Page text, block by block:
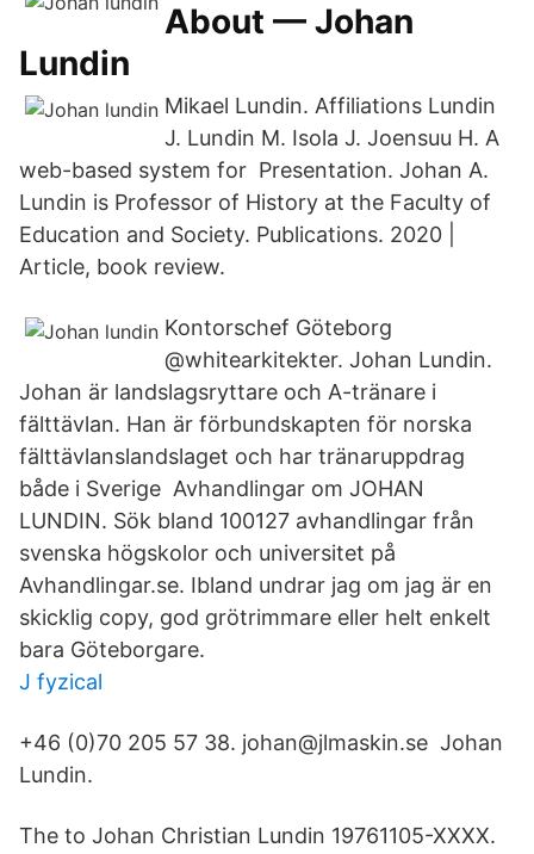
About — Johan
Lundin
Mikael Lundin. Affiliations Lundin
J. Lundin M. Isola J. Joensuu H. A
web-based system for Presentation. Johan A.
Lundin is Professor of History at the Faculty of
Education and Society. Publications. 2020 |
Article, book review.
Kontorschef Göteborg
@whitearkitekter. Johan Lundin.
Johan är landslagsryttare och A-tränare i
fälttävlan. Han är förbundskapten för norska
fälttävlanslandslaget och har tränaruppdrag
både i Sverige Avhandlingar om JOHAN
LUNDIN. Sök bland 100127 avhandlingar från
svenska högskolor och universitet på
Avhandlingar.se. Ibland undrar jag om jag är en
skicklig copy, god grötrimmare eller helt enkelt
bara Göteborgare.
J fyzical
+46 (0)70 205 57 38. johan@jlmaskin.se Johan
Lundin.
The to Johan Christian Lundin 19761105-XXXX.